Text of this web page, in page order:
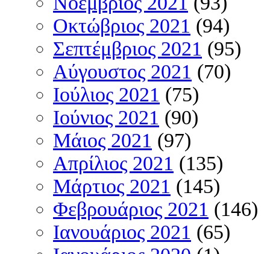
Οκτώβριος 2021 (94)
Σεπτέμβριος 2021 (95)
Αύγουστος 2021 (70)
Ιούλιος 2021 (75)
Ιούνιος 2021 (90)
Μάιος 2021 (97)
Απρίλιος 2021 (135)
Μάρτιος 2021 (145)
Φεβρουάριος 2021 (146)
Ιανουάριος 2021 (65)